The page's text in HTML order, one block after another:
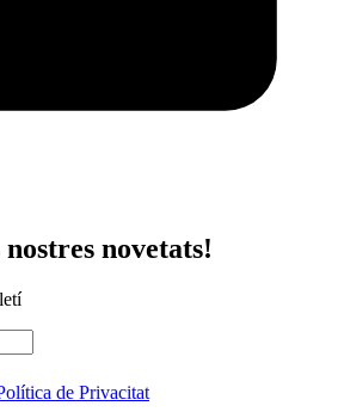
novetats!
de Privacitat